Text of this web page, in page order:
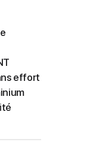
effort